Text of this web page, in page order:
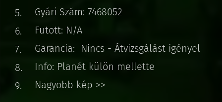
Gyári Szám: 7468052
Futott: N/A
Garancia: Nincs - Átvizsgálást igényel
Info: Planét külön mellette
Nagyobb kép >>